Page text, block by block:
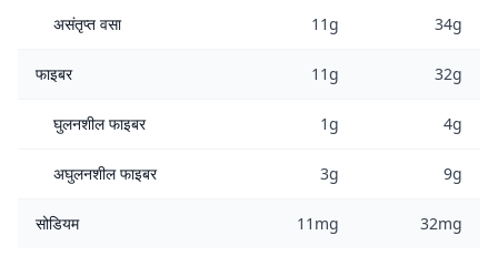
असंतृप्त वसा 11g 34g
फाइबर 11g 32g
घुलनशील फाइबर 1g 4g
अघुलनशील फाइबर 3g 9g
सोडियम 11mg 32mg